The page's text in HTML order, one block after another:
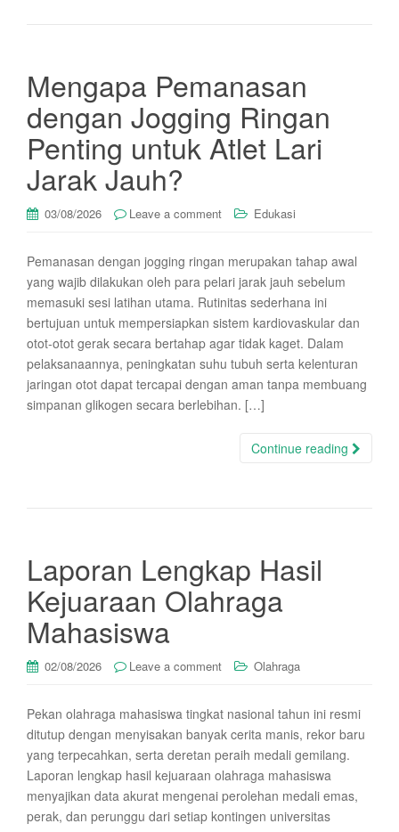
Mengapa Pemanasan
dengan Jogging Ringan
Penting untuk Atlet Lari
Jarak Jauh?
03/08/2026 Leave a comment Edukasi
Pemanasan dengan jogging ringan merupakan tahap awal
yang wajib dilakukan oleh para pelari jarak jauh sebelum
memasuki sesi latihan utama. Rutinitas sederhana ini
bertujuan untuk mempersiapkan sistem kardiovaskular dan
otot-otot gerak secara bertahap agar tidak kaget. Dalam
pelaksanaannya, peningkatan suhu tubuh serta kelenturan
jaringan otot dapat tercapai dengan aman tanpa membuang
simpanan glikogen secara berlebihan. […]
Continue reading
Laporan Lengkap Hasil
Kejuaraan Olahraga
Mahasiswa
02/08/2026 Leave a comment Olahraga
Pekan olahraga mahasiswa tingkat nasional tahun ini resmi
ditutup dengan menyisakan banyak cerita manis, rekor baru
yang terpecahkan, serta deretan peraih medali gemilang.
Laporan lengkap hasil kejuaraan olahraga mahasiswa
menyajikan data akurat mengenai perolehan medali emas,
perak, dan perunggu dari setiap kontingen universitas